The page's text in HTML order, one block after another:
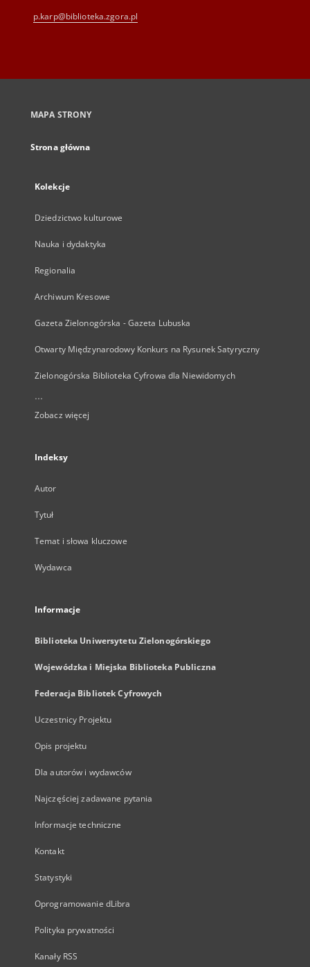
p.karp@biblioteka.zgora.pl
MAPA STRONY
Strona główna
Kolekcje
Dziedzictwo kulturowe
Nauka i dydaktyka
Regionalia
Archiwum Kresowe
Gazeta Zielonogórska - Gazeta Lubuska
Otwarty Międzynarodowy Konkurs na Rysunek Satyryczny
Zielonogórska Biblioteka Cyfrowa dla Niewidomych
...
Zobacz więcej
Indeksy
Autor
Tytuł
Temat i słowa kluczowe
Wydawca
Informacje
Biblioteka Uniwersytetu Zielonogórskiego
Wojewódzka i Miejska Biblioteka Publiczna
Federacja Bibliotek Cyfrowych
Uczestnicy Projektu
Opis projektu
Dla autorów i wydawców
Najczęściej zadawane pytania
Informacje techniczne
Kontakt
Statystyki
Oprogramowanie dLibra
Polityka prywatności
Kanały RSS